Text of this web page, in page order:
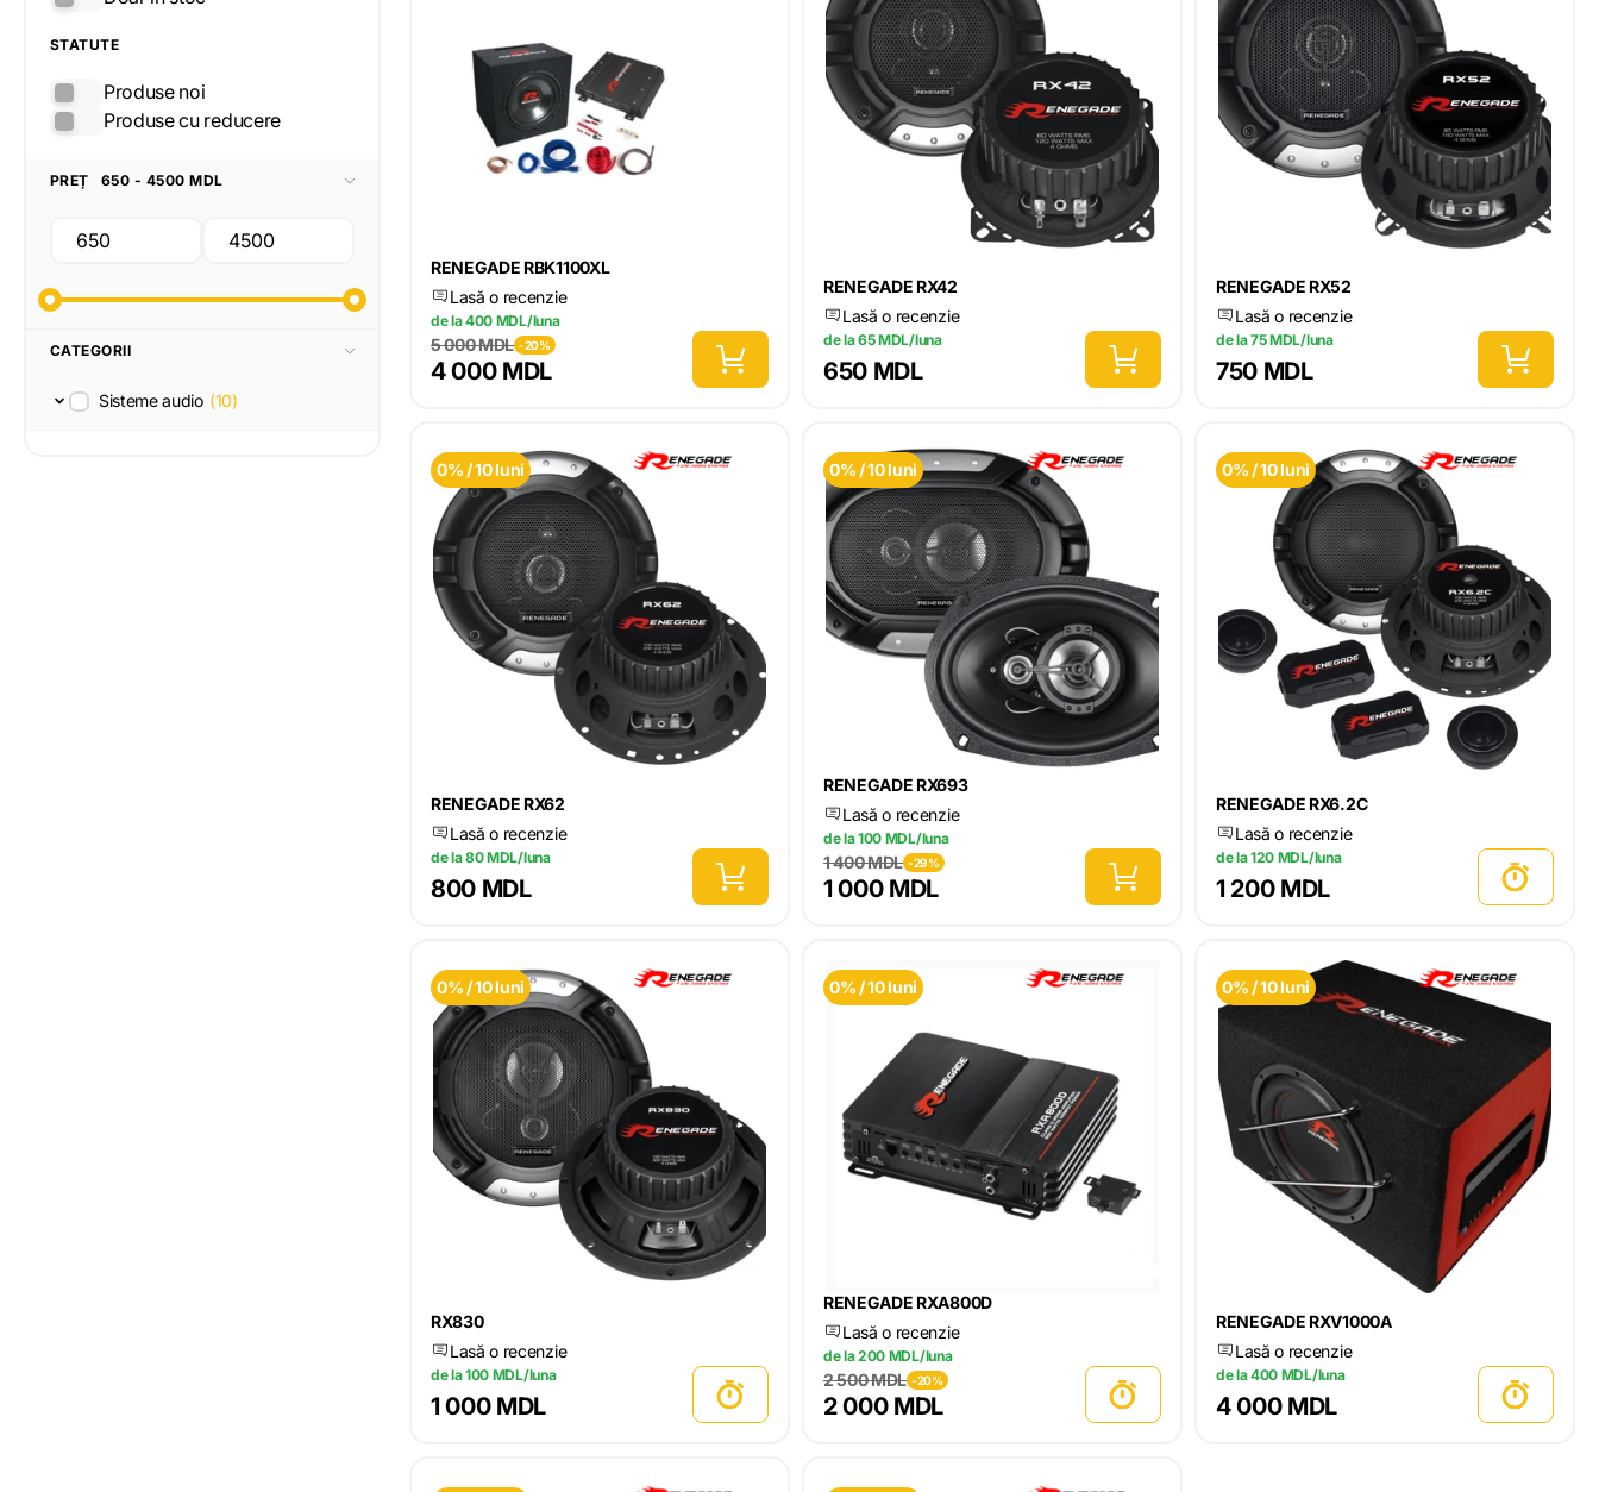
STATUTE
Produse noi
Produse cu reducere
PREȚ 650 - 4500 MDL
CATEGORII
Sisteme audio (10)
RENEGADE RBK1100XL
Lasă o recenzie
de la 400 MDL/luna
4 000 MDL
5 000 MDL -20%
RENEGADE RX42
Lasă o recenzie
de la 65 MDL/luna
650 MDL
RENEGADE RX52
Lasă o recenzie
de la 75 MDL/luna
750 MDL
0% / 10 luni
RENEGADE RX62
Lasă o recenzie
de la 80 MDL/luna
800 MDL
0% / 10 luni
RENEGADE RX693
Lasă o recenzie
de la 100 MDL/luna
1 000 MDL
1 400 MDL -29%
0% / 10 luni
RENEGADE RX6.2C
Lasă o recenzie
de la 120 MDL/luna
1 200 MDL
0% / 10 luni
RX830
Lasă o recenzie
de la 100 MDL/luna
1 000 MDL
0% / 10 luni
RENEGADE RXA800D
Lasă o recenzie
de la 200 MDL/luna
2 000 MDL
2 500 MDL -20%
0% / 10 luni
RENEGADE RXV1000A
Lasă o recenzie
de la 400 MDL/luna
4 000 MDL